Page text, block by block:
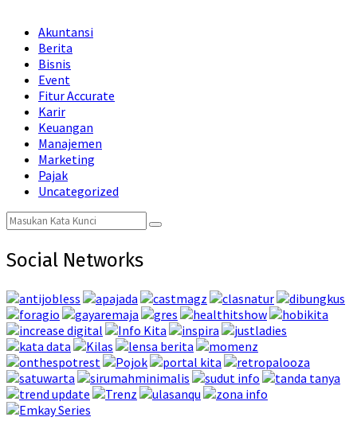
Akuntansi
Berita
Bisnis
Event
Fitur Accurate
Karir
Keuangan
Manajemen
Marketing
Pajak
Uncategorized
Search
for:
Search
Social Networks